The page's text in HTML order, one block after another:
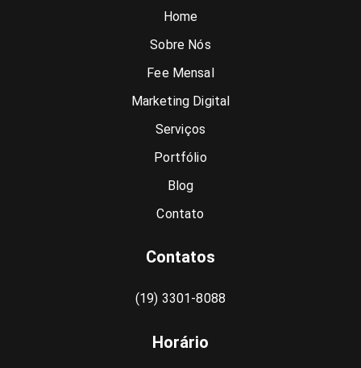
Home
Sobre Nós
Fee Mensal
Marketing Digital
Serviços
Portfólio
Blog
Contato
Contatos
(19) 3301-8088
Horário